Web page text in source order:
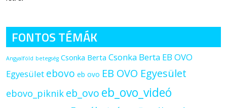
FONTOS TÉMÁK
Angyalföld betegség Csonka Berta Csonka Berta EB OVO
Egyesület ebovo eb ovo EB OVO Egyesület
ebovo_piknik eb_ovo eb_ovo_videó